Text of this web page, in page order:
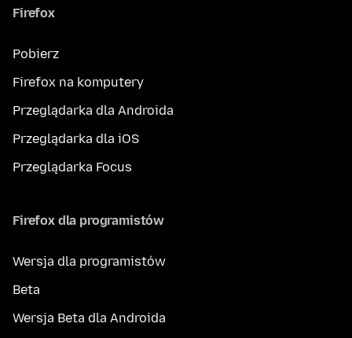
Firefox
Pobierz
Firefox na komputery
Przeglądarka dla Androida
Przeglądarka dla iOS
Przeglądarka Focus
Firefox dla programistów
Wersja dla programistów
Beta
Wersja Beta dla Androida